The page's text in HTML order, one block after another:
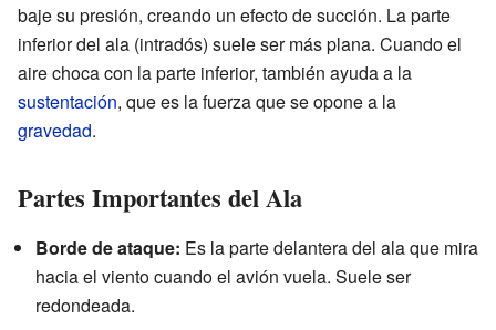
baje su presión, creando un efecto de succión. La parte
inferior del ala (intradós) suele ser más plana. Cuando el
aire choca con la parte inferior, también ayuda a la
sustentación, que es la fuerza que se opone a la
gravedad.
Partes Importantes del Ala
Borde de ataque: Es la parte delantera del ala que mira
hacia el viento cuando el avión vuela. Suele ser
redondeada.